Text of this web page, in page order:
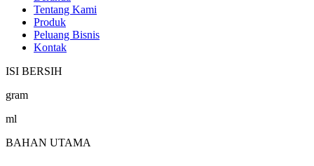
Tentang Kami
Produk
Peluang Bisnis
Kontak
ISI BERSIH
gram
ml
BAHAN UTAMA